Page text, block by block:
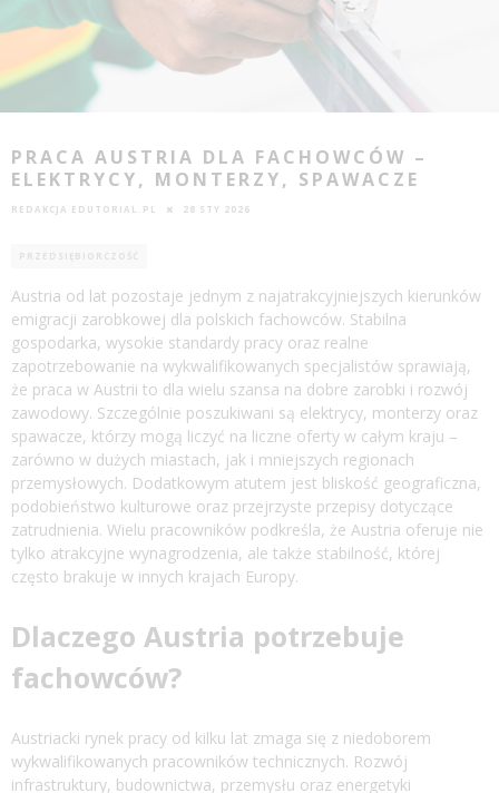
PRACA AUSTRIA DLA FACHOWCÓW –
ELEKTRYCY, MONTERZY, SPAWACZE
REDAKCJA EDUTORIAL.PL 28 STY 2026
PRZEDSIĘBIORCZOŚĆ
Austria od lat pozostaje jednym z najatrakcyjniejszych kierunków
emigracji zarobkowej dla polskich fachowców. Stabilna
gospodarka, wysokie standardy pracy oraz realne
zapotrzebowanie na wykwalifikowanych specjalistów sprawiają,
że praca w Austrii to dla wielu szansa na dobre zarobki i rozwój
zawodowy. Szczególnie poszukiwani są elektrycy, monterzy oraz
spawacze, którzy mogą liczyć na liczne oferty w całym kraju –
zarówno w dużych miastach, jak i mniejszych regionach
przemysłowych. Dodatkowym atutem jest bliskość geograficzna,
podobieństwo kulturowe oraz przejrzyste przepisy dotyczące
zatrudnienia. Wielu pracowników podkreśla, że Austria oferuje nie
tylko atrakcyjne wynagrodzenia, ale także stabilność, której
często brakuje w innych krajach Europy.
Dlaczego Austria potrzebuje
fachowców?
Austriacki rynek pracy od kilku lat zmaga się z niedoborem
wykwalifikowanych pracowników technicznych. Rozwój
infrastruktury, budownictwa, przemysłu oraz energetyki